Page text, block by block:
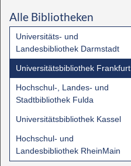
Alle Bibliotheken
Universitäts- und
Landesbibliothek Darmstadt
Universitätsbibliothek Frankfurt
Hochschul-, Landes- und
Stadtbibliothek Fulda
Universitätsbibliothek Kassel
Hochschul- und
Landesbibliothek RheinMain